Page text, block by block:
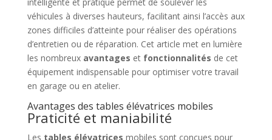
véhicules à diverses hauteurs, facilitant ainsi l’accès aux
zones difficiles d’atteinte pour réaliser des opérations
d’entretien ou de réparation. Cet article met en lumière
les nombreux avantages et fonctionnalités de cet
équipement indispensable pour optimiser votre travail
en garage ou en atelier.
Avantages des tables élévatrices mobiles
Praticité et maniabilité
Les tables élévatrices mobiles sont conçues pour